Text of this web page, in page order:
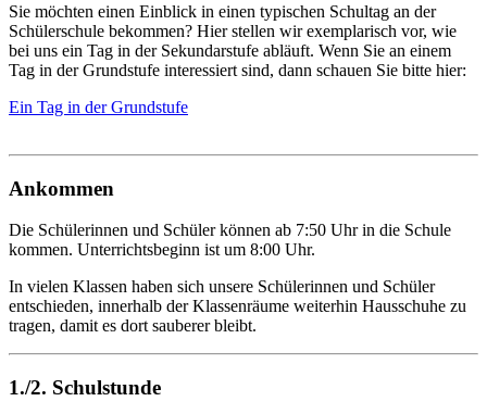
Sie möchten einen Einblick in einen typischen Schultag an der
Schülerschule bekommen? Hier stellen wir exemplarisch vor, wie
bei uns ein Tag in der Sekundarstufe abläuft. Wenn Sie an einem
Tag in der Grundstufe interessiert sind, dann schauen Sie bitte hier:
Ein Tag in der Grundstufe
Ankommen
Die Schülerinnen und Schüler können ab 7:50 Uhr in die Schule
kommen. Unterrichtsbeginn ist um 8:00 Uhr.
In vielen Klassen haben sich unsere Schülerinnen und Schüler
entschieden, innerhalb der Klassenräume weiterhin Hausschuhe zu
tragen, damit es dort sauberer bleibt.
1./2. Schulstunde